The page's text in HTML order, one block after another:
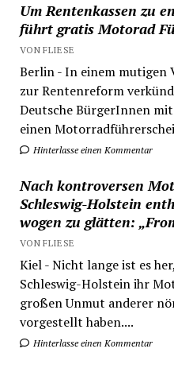
Um Rentenkassen zu
führt gratis Motorad
VON FLIESE
Berlin - In einem mutigen
zur Rentenreform
Deutsche BürgerInnen
einen
Hinterlasse einen Kommentar
Nach kontroversen
Schleswig-Holstein
wogen zu glätten:
VON FLIESE
Kiel - Nicht lange ist es
Schleswig-Holstein ihr
großen Unmut anderer
vorgestellt haben....
Hinterlasse einen Kommentar